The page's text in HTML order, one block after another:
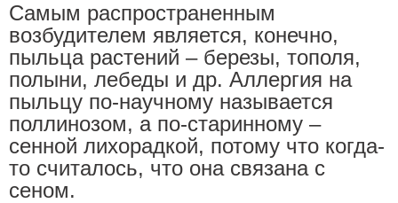
Самым распространенным
возбудителем является, конечно,
пыльца растений – березы, тополя,
полыни, лебеды и др. Аллергия на
пыльцу по-научному называется
поллинозом, а по-старинному –
сенной лихорадкой, потому что когда-
то считалось, что она связана с
сеном.